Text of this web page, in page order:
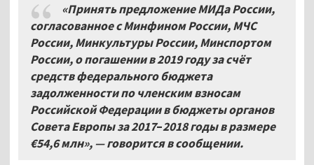
«Принять предложение МИДа России,
согласованное с Минфином России, МЧС
России, Минкультуры России, Минспортом
России, о погашении в 2019 году за счёт
средств федерального бюджета
задолженности по членским взносам
Российской Федерации в бюджеты органов
Совета Европы за 2017–2018 годы в размере
€54,6 млн», — говорится в сообщении.